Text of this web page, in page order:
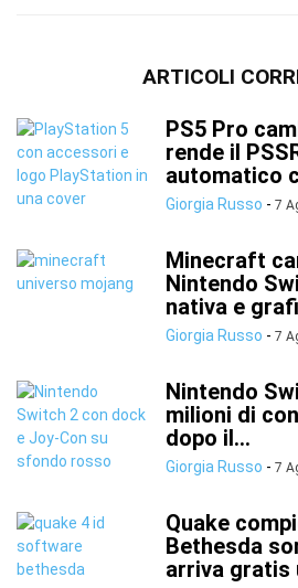
ARTICOLI
PS5 Pro
rende il
automatico
Giorgia Russo - 7
Minecraft
Nintendo
nativa e
Giorgia Russo - 7
Nintendo
milioni di
dopo il...
Giorgia Russo - 7
Quake
Bethesda
arriva gratis